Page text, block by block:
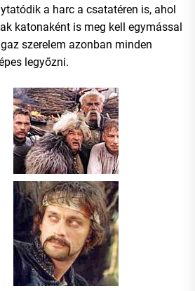
a harc a csatatéren is, ahol
katonaként is meg kell egymással
szerelem azonban minden
legyőzni.